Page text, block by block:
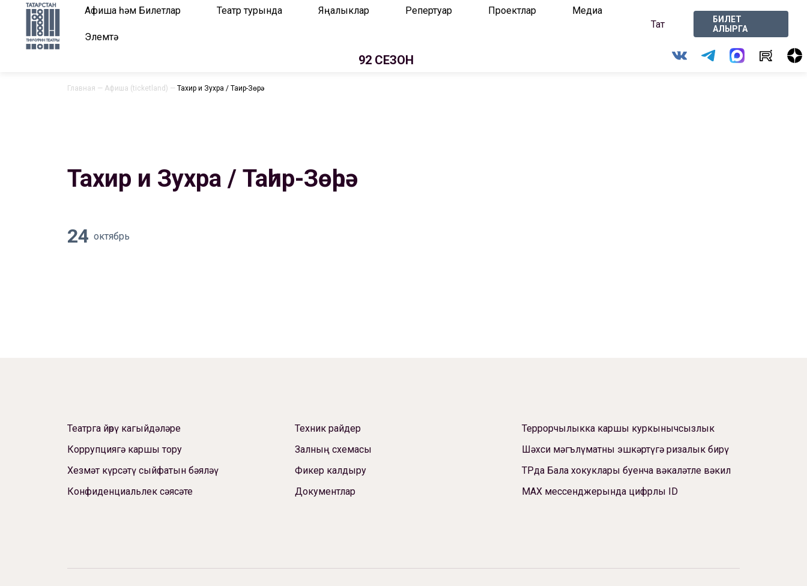
Афиша һәм Билетлар Театр турында Яңалыклар Репертуар Проектлар Медиа
Элемтә
Тат
БИЛЕТ
АЛЫРГА
92 СЕЗОН
Главная — Афиша (ticketland) — Тахир и Зухра / Таһир-Зөһрә
Тахир и Зухра / Таһир-Зөһрә
24 октябрь
Театрга йөрү кагыйдәләре
Коррупциягә каршы тору
Хезмәт күрсәтү сыйфатын бәяләү
Конфиденциальлек сәясәте
Техник райдер
Залның схемасы
Фикер калдыру
Документлар
Террорчылыкка каршы куркынычсызлык
Шәхси мәгълүматны эшкәртүгә ризалык бирү
ТРда Бала хокуклары буенча вәкаләтле вәкил
МАХ мессенджерында цифрлы ID